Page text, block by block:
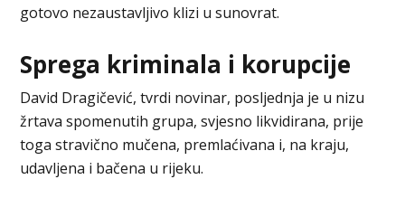
gotovo nezaustavljivo klizi u sunovrat.
Sprega kriminala i korupcije
David Dragičević, tvrdi novinar, posljednja je u nizu
žrtava spomenutih grupa, svjesno likvidirana, prije
toga stravično mučena, premlaćivana i, na kraju,
udavljena i bačena u rijeku.